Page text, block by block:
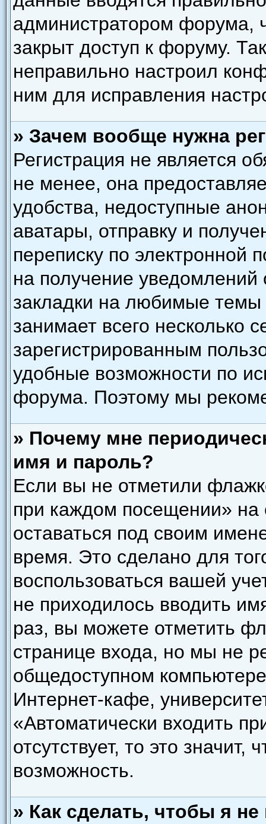
администратором форума,
закрыт доступ к форуму.
неправильно настроил
ним для исправления
» Зачем вообще нужна
Регистрация не является
не менее, она
удобства, недоступные
аватары, отправку и
переписку по электронной
на получение
закладки на любимые темы
занимает всего несколько
зарегистрированным
удобные возможности по
форума. Поэтому мы
» Почему мне
имя и пароль?
Если вы не отметили
при каждом посещении» на
оставаться под своим
время. Это сделано для
воспользоваться вашей
не приходилось вводить
раз, вы можете отметить
странице входа, но мы не
общедоступном
Интернет-кафе,
«Автоматически входить
отсутствует, то это
возможность.
» Как сделать, чтобы я